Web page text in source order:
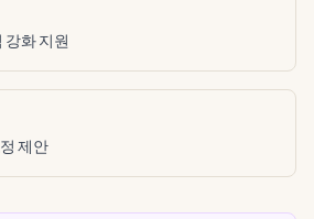
강화 지원
제안